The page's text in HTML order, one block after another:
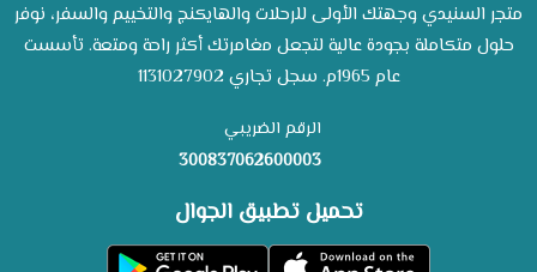
متجر السنيدي وجهتك الأولى للرحلات والهايكنج والتخييم والسفر، نوفر
حلول متكاملة بجودة عالية لتجعل مغامرتك أكثر راحة ومتعة. تأسست
عام 1965م. سجل تجاري 1131027902
الرقم الضريبي
300837062600003
تحميل تطبيق الجوال